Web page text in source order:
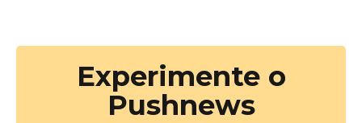
Experimente o
Pushnews